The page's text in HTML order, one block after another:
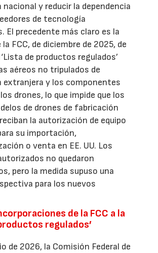
y reducir la dependencia
de tecnología
El precedente más claro es la
FCC, de diciembre de 2025, de
de productos regulados’
aéreos no tripulados de
extranjera y los componentes
drones, lo que impide que los
de drones de fabricación
la autorización de equipo
su importación,
o venta en EE. UU. Los
no quedaron
pero la medida supuso una
para los nuevos
de la FCC a la
regulados’
de 2026, la Comisión Federal de